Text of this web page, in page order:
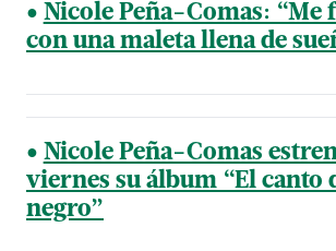
Nicole Peña-Comas: “Me
con una maleta llena de
Nicole Peña-Comas
viernes su álbum “El canto
negro”